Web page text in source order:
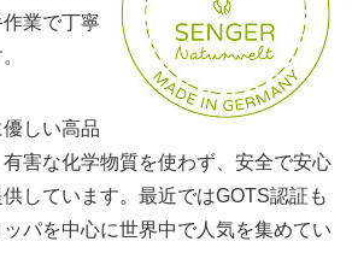
業で丁寧
しい高品
害な化学物質を使わず、安全で安心
しています。最近ではGOTS認証も
パを中心に世界中で人気を集めてい